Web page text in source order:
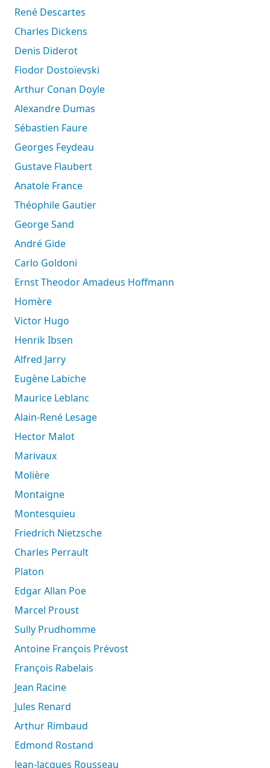
René Descartes
Charles Dickens
Denis Diderot
Fiodor Dostoïevski
Arthur Conan Doyle
Alexandre Dumas
Sébastien Faure
Georges Feydeau
Gustave Flaubert
Anatole France
Théophile Gautier
George Sand
André Gide
Carlo Goldoni
Ernst Theodor Amadeus Hoffmann
Homère
Victor Hugo
Henrik Ibsen
Alfred Jarry
Eugène Labiche
Maurice Leblanc
Alain-René Lesage
Hector Malot
Marivaux
Molière
Montaigne
Montesquieu
Friedrich Nietzsche
Charles Perrault
Platon
Edgar Allan Poe
Marcel Proust
Sully Prudhomme
Antoine François Prévost
François Rabelais
Jean Racine
Jules Renard
Arthur Rimbaud
Edmond Rostand
Jean-Jacques Rousseau